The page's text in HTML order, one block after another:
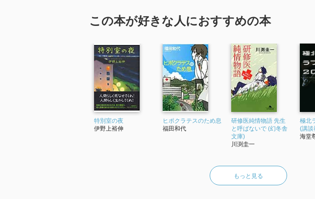
この本が好きな人におすすめの本
特別室の夜
伊野上裕伸
ヒポクラテスのため息
福田和代
研修医純情物語 先生
と呼ばないで (幻冬舎
文庫)
川渕圭一
極北
(講談
海堂
もっと見る